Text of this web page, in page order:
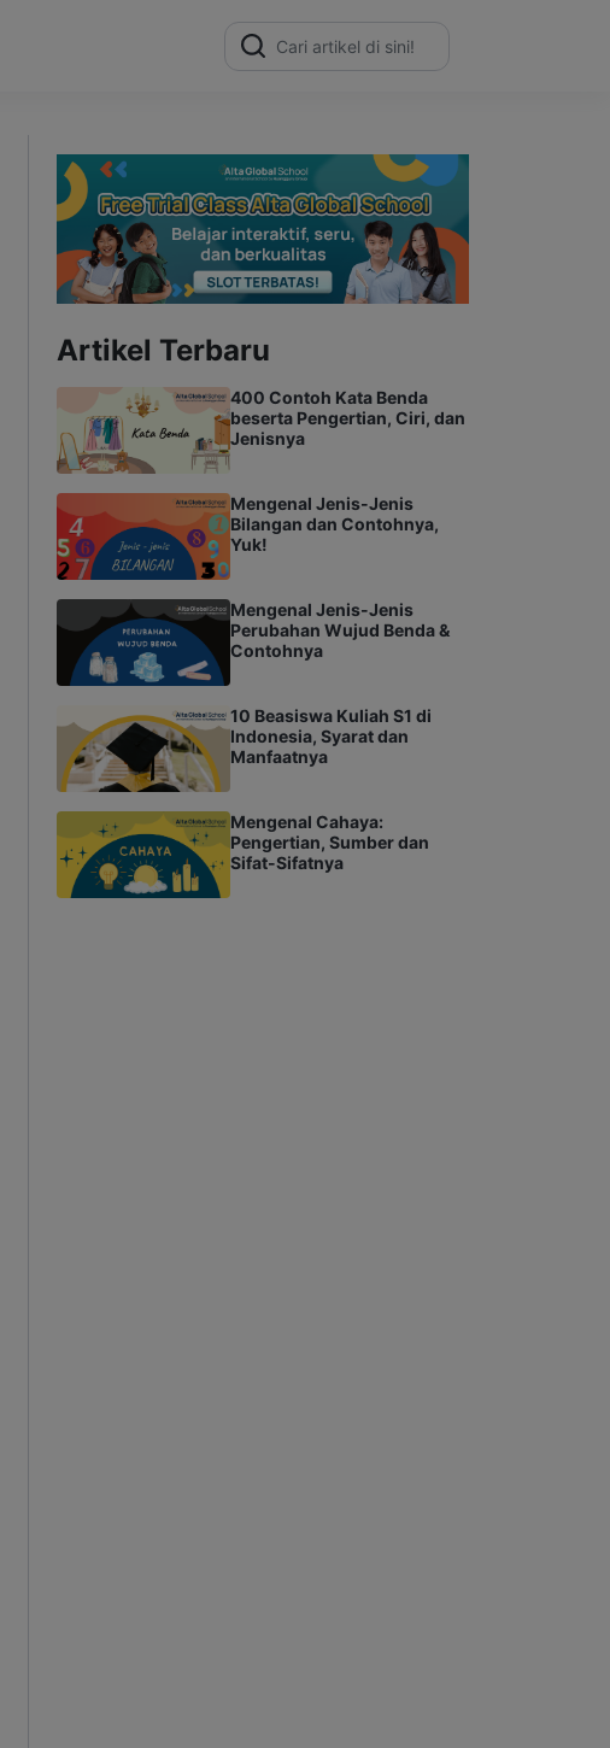
Artikel Terbaru
400 Contoh Kata Benda
beserta Pengertian, Ciri, dan
Jenisnya
Mengenal Jenis-Jenis
Bilangan dan Contohnya,
Yuk!
Mengenal Jenis-Jenis
Perubahan Wujud Benda &
Contohnya
10 Beasiswa Kuliah S1 di
Indonesia, Syarat dan
Manfaatnya
Mengenal Cahaya:
Pengertian, Sumber dan
Sifat-Sifatnya